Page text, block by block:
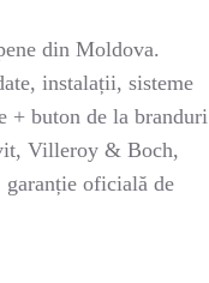
din Moldova.
instalații, sisteme
+ buton de la branduri
Villeroy & Boch,
oficială de